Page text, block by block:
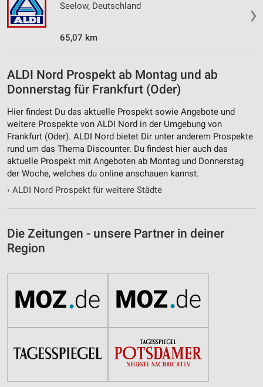
❯
Seelow, Deutschland
65,07 km
ALDI Nord Prospekt ab Montag und ab
Donnerstag für Frankfurt (Oder)
Hier findest Du das aktuelle Prospekt sowie Angebote und
weitere Prospekte von ALDI Nord in der Umgebung von
Frankfurt (Oder). ALDI Nord bietet Dir unter anderem Prospekte
rund um das Thema Discounter. Du findest hier auch das
aktuelle Prospekt mit Angeboten ab Montag und Donnerstag
der Woche, welches du online anschauen kannst.
› ALDI Nord Prospekt für weitere Städte
Die Zeitungen - unsere Partner in deiner
Region